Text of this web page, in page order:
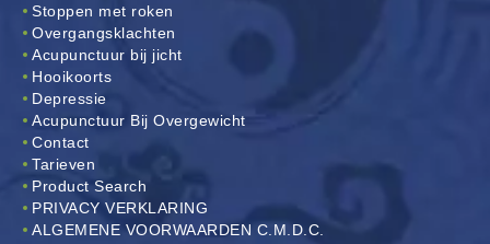
Stoppen met roken
Overgangsklachten
Acupunctuur bij jicht
Hooikoorts
Depressie
Acupunctuur Bij Overgewicht
Contact
Tarieven
Product Search
PRIVACY VERKLARING
ALGEMENE VOORWAARDEN C.M.D.C.